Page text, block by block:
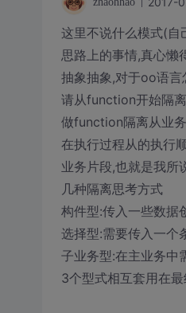
这里不说什么模式(
思路上的事情,真心懒
抽象抽象,对于oo语
请从function开始隔
做function隔离从业
在执行过程从的执行
业务片段,也就是我
几种隔离思考方式
构件型:传入一些数据
选择型:需要传入一个
子业务型:在主业务中
3个型式相互套用在